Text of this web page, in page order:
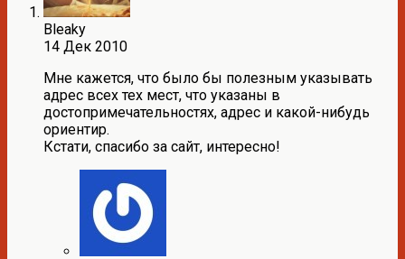
Bleaky
14 Дек 2010
Мне кажется, что было бы полезным указывать
адрес всех тех мест, что указаны в
достопримечательностях, адрес и какой-нибудь
ориентир.
Кстати, спасибо за сайт, интересно!